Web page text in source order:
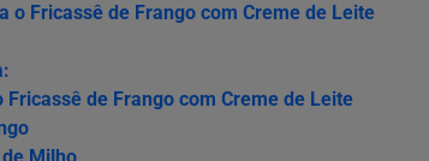
o Fricassê de Frango com Creme de Leite
Fricassê de Frango com Creme de Leite